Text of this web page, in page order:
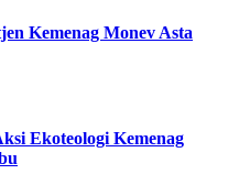
Kemenag Monev Asta
Ekoteologi Kemenag